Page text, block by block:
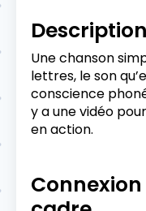
Description
Une chanson
lettres, le son
conscience
y a une vidéo
en action.